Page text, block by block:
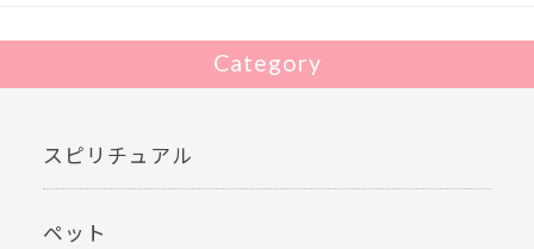
Category
スピリチュアル
ペット